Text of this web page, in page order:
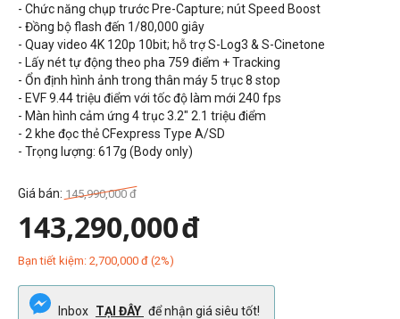
- Chức năng chụp trước Pre-Capture; nút Speed Boost
- Đồng bộ flash đến 1/80,000 giây
- Quay video 4K 120p 10bit; hỗ trợ S-Log3 & S-Cinetone
- Lấy nét tự động theo pha 759 điểm + Tracking
- Ổn định hình ảnh trong thân máy 5 trục 8 stop
- EVF 9.44 triệu điểm với tốc độ làm mới 240 fps
- Màn hình cảm ứng 4 trục 3.2" 2.1 triệu điểm
- 2 khe đọc thẻ CFexpress Type A/SD
- Trọng lượng: 617g (Body only)
Giá bán: 145,990,000 đ
143,290,000đ
Bạn tiết kiệm: 2,700,000 đ (2%)
Inbox TẠI ĐÂY để nhận giá siêu tốt!